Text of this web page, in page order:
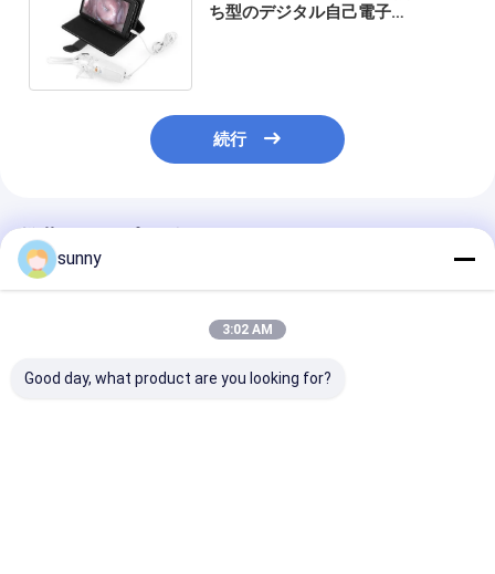
ち型のデジタル自己電子
続行
推薦されたプロダクト
sunny
3:02 AM
Good day, what product are you looking for?